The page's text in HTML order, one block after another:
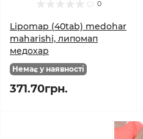
0
Lipomap (40tab) medohar
maharishi, липомап
медохар
Немає у наявності
371.70грн.